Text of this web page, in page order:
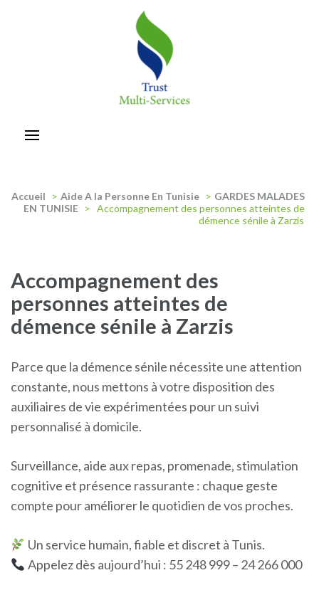
Accueil > Aide A la Personne En Tunisie > GARDES MALADES
EN TUNISIE > Accompagnement des personnes atteintes de
démence sénile à Zarzis
Accompagnement des
personnes atteintes de
démence sénile à Zarzis
Parce que la démence sénile nécessite une attention
constante, nous mettons à votre disposition des
auxiliaires de vie expérimentées pour un suivi
personnalisé à domicile.
Surveillance, aide aux repas, promenade, stimulation
cognitive et présence rassurante : chaque geste
compte pour améliorer le quotidien de vos proches.
Un service humain, fiable et discret à Tunis.
Appelez dès aujourd’hui : 55 248 999 – 24 266 000